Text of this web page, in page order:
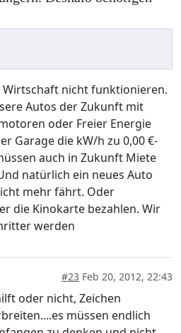
Wirtschaft nicht funktionieren.
Autos der Zukunft mit
oder Freier Energie
Garage die kW/h zu 0,00 €-
auch in Zukunft Miete
natürlich ein neues Auto
mehr fährt. Oder
die Kinokarte bezahlen. Wir
werden
#23 Feb 20, 2012, 22:43
oder nicht, Zeichen
müssen endlich